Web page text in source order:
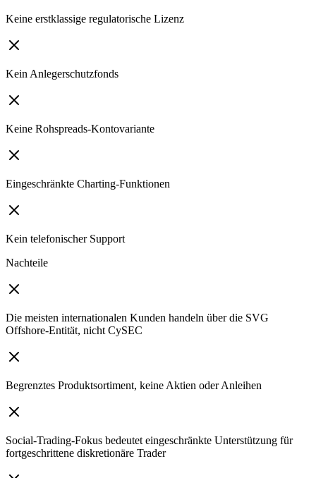
Keine erstklassige regulatorische Lizenz
Kein Anlegerschutzfonds
Keine Rohspreads-Kontovariante
Eingeschränkte Charting-Funktionen
Kein telefonischer Support
Nachteile
Die meisten internationalen Kunden handeln über die SVG
Offshore-Entität, nicht CySEC
Begrenztes Produktsortiment, keine Aktien oder Anleihen
Social-Trading-Fokus bedeutet eingeschränkte Unterstützung für
fortgeschrittene diskretionäre Trader